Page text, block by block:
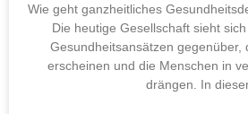
Wie geht ganzheitliches
Die heutige Gesellschaft sieht
Gesundheitsansätzen gegenüber,
erscheinen und die Menschen in
drängen. In